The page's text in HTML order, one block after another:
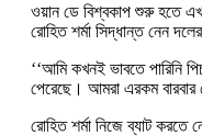
ওয়ান ডে বিশ্বকাপ শুরু হতে
রোহিত শর্মা সিদ্ধান্ত নেন
‘‘আমি কখনই ভাবতে পারিনি
পেরেছে। আমরা এরকম বারবার
রোহিত শর্মা নিজে ব্যাট করতে